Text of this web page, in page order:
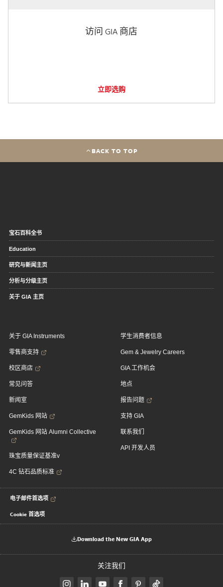
访问 GIA 商店
立即选购
BACK TO TOP
宝石百科全书
Education
研究与新闻主页
分析与分级主页
关于 GIA 主页
关于 GIA Instruments
零售商支持
校区商店
常见问答
新闻室
GemKids 网站
GemKids 网站 Alumni Collective
珠宝质量保证基准v
4C 钻石品质标准
学生消费者信息
Gem & Jewelry Careers
GIA 工作机会
地点
报告问题
支持 GIA
联系我们
API 开发人员
电子邮件首选项
Cookie 首选项
Download the New GIA App
关注我们